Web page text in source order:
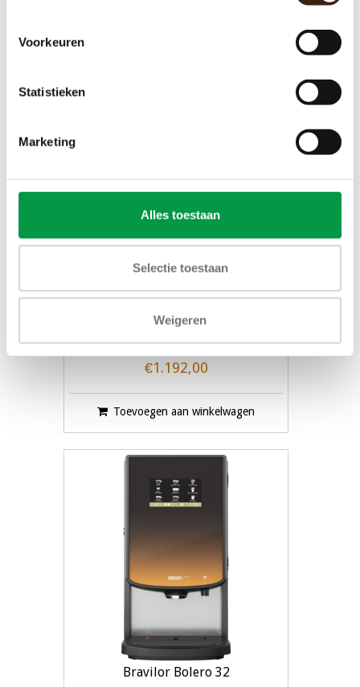
Voorkeuren
Statistieken
Marketing
Alles toestaan
Selectie toestaan
Weigeren
Bravilor Bolero 11
€1.192,00
Toevoegen aan winkelwagen
Bravilor Bolero 32